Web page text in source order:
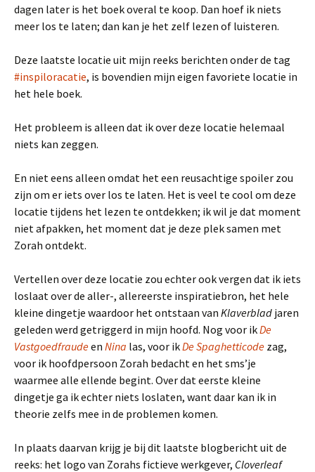
dagen later is het boek overal te koop. Dan hoef ik niets
meer los te laten; dan kan je het zelf lezen of luisteren.
Deze laatste locatie uit mijn reeks berichten onder de tag
#inspiloracatie, is bovendien mijn eigen favoriete locatie in
het hele boek.
Het probleem is alleen dat ik over deze locatie helemaal
niets kan zeggen.
En niet eens alleen omdat het een reusachtige spoiler zou
zijn om er iets over los te laten. Het is veel te cool om deze
locatie tijdens het lezen te ontdekken; ik wil je dat moment
niet afpakken, het moment dat je deze plek samen met
Zorah ontdekt.
Vertellen over deze locatie zou echter ook vergen dat ik iets
loslaat over de aller-, allereerste inspiratiebron, het hele
kleine dingetje waardoor het ontstaan van Klaverblad jaren
geleden werd getriggerd in mijn hoofd. Nog voor ikDe
Vastgoedfraudeen Nina las, voor ikDe Spaghetticode zag,
voor ik hoofdpersoon Zorah bedacht en het sms’je
waarmee alle ellende begint. Over dat eerste kleine
dingetje ga ik echter niets loslaten, want daar kan ik in
theorie zelfs mee in de problemen komen.
In plaats daarvan krijg je bij dit laatste blogbericht uit de
reeks: het logo van Zorahs fictieve werkgever, Cloverleaf